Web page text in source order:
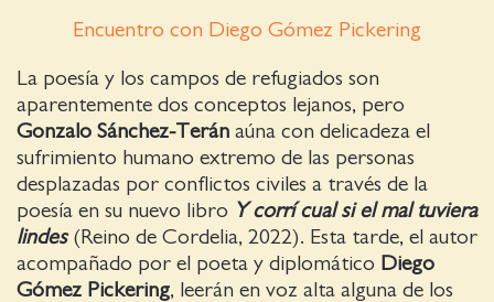
Encuentro con Diego Gómez Pickering
La poesía y los campos de refugiados son
aparentemente dos conceptos lejanos, pero
Gonzalo Sánchez-Terán aúna con delicadeza el
sufrimiento humano extremo de las personas
desplazadas por conflictos civiles a través de la
poesía en su nuevo libro Y corrí cual si el mal tuviera
lindes(Reino de Cordelia, 2022). Esta tarde, el autor
acompañado por el poeta y diplomático Diego
Gómez Pickering, leerán en voz alta alguna de los